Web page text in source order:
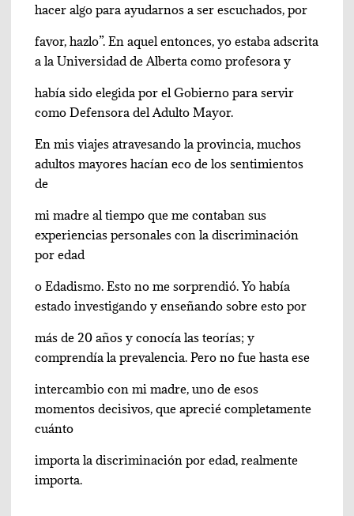
hacer algo para ayudarnos a ser escuchados, por
favor, hazlo”. En aquel entonces, yo estaba adscrita
a la Universidad de Alberta como profesora y
había sido elegida por el Gobierno para servir
como Defensora del Adulto Mayor.
En mis viajes atravesando la provincia, muchos
adultos mayores hacían eco de los sentimientos
de
mi madre al tiempo que me contaban sus
experiencias personales con la discriminación
por edad
o Edadismo. Esto no me sorprendió. Yo había
estado investigando y enseñando sobre esto por
más de 20 años y conocía las teorías; y
comprendía la prevalencia. Pero no fue hasta ese
intercambio con mi madre, uno de esos
momentos decisivos, que aprecié completamente
cuánto
importa la discriminación por edad, realmente
importa.